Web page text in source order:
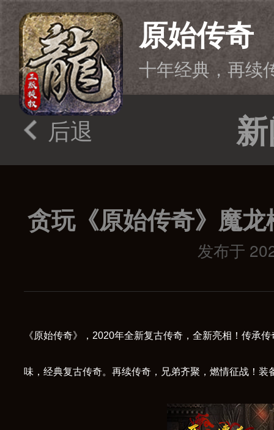
原始传奇
十年经典，再续
后退
贪玩《原始传奇》魔
发布于
《原始传奇》，2020年全新复古传奇，全新亮相！传承
味，经典复古传奇。再续传奇，兄弟齐聚，燃情征战！